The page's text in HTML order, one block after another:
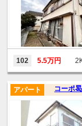
102 5.5万円
コーポ曷
アパート